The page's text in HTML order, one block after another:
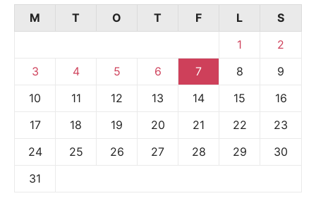
M
T O T F L
S
1
2
3
4 5 6 7 8
9
10
11 12 13 14 15
16
17
18 19 20 21 22
23
24
25 26 27 28 29
30
31